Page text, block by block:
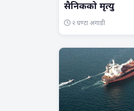
सैनिकको मृत्यु
२ घण्टा अगाडी